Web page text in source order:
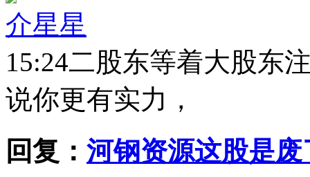
介星星
15:24二股东等着大股东
说你更有实力，
回复： 河钢资源这股是